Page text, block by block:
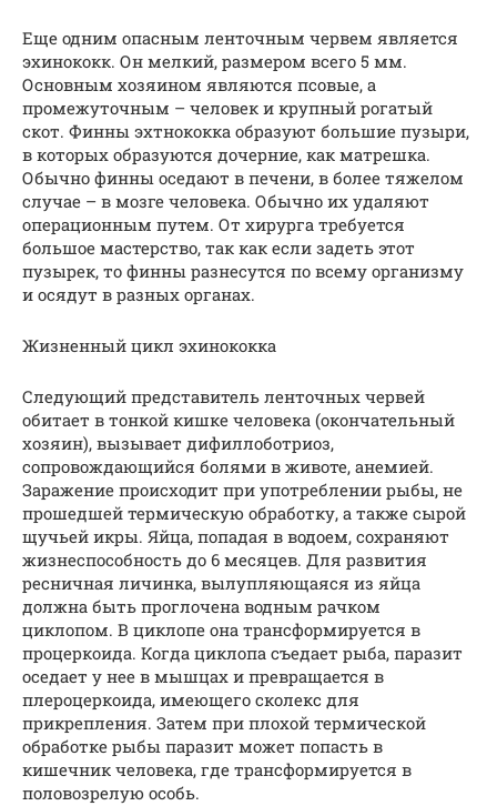
Еще одним опасным ленточным червем является
эхинококк. Он мелкий, размером всего 5 мм.
Основным хозяином являются псовые, а
промежуточным – человек и крупный рогатый
скот. Финны эхтнококка образуют большие пузыри,
в которых образуются дочерние, как матрешка.
Обычно финны оседают в печени, в более тяжелом
случае – в мозге человека. Обычно их удаляют
операционным путем. От хирурга требуется
большое мастерство, так как если задеть этот
пузырек, то финны разнесутся по всему организму
и осядут в разных органах.
Жизненный цикл эхинококка
Следующий представитель ленточных червей
обитает в тонкой кишке человека (окончательный
хозяин), вызывает дифиллоботриоз,
сопровождающийся болями в животе, анемией.
Заражение происходит при употреблении рыбы, не
прошедшей термическую обработку, а также сырой
щучьей икры. Яйца, попадая в водоем, сохраняют
жизнеспособность до 6 месяцев. Для развития
ресничная личинка, вылупляющаяся из яйца
должна быть проглочена водным рачком
циклопом. В циклопе она трансформируется в
процеркоида. Когда циклопа съедает рыба, паразит
оседает у нее в мышцах и превращается в
плероцеркоида, имеющего сколекс для
прикрепления. Затем при плохой термической
обработке рыбы паразит может попасть в
кишечник человека, где трансформируется в
половозрелую особь.